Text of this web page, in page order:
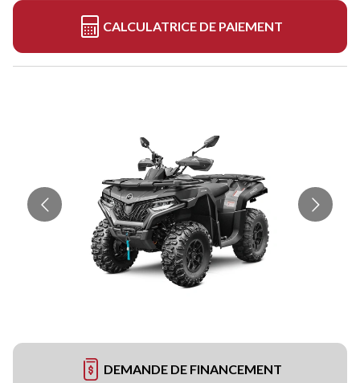
CALCULATRICE DE PAIEMENT
DEMANDE DE FINANCEMENT